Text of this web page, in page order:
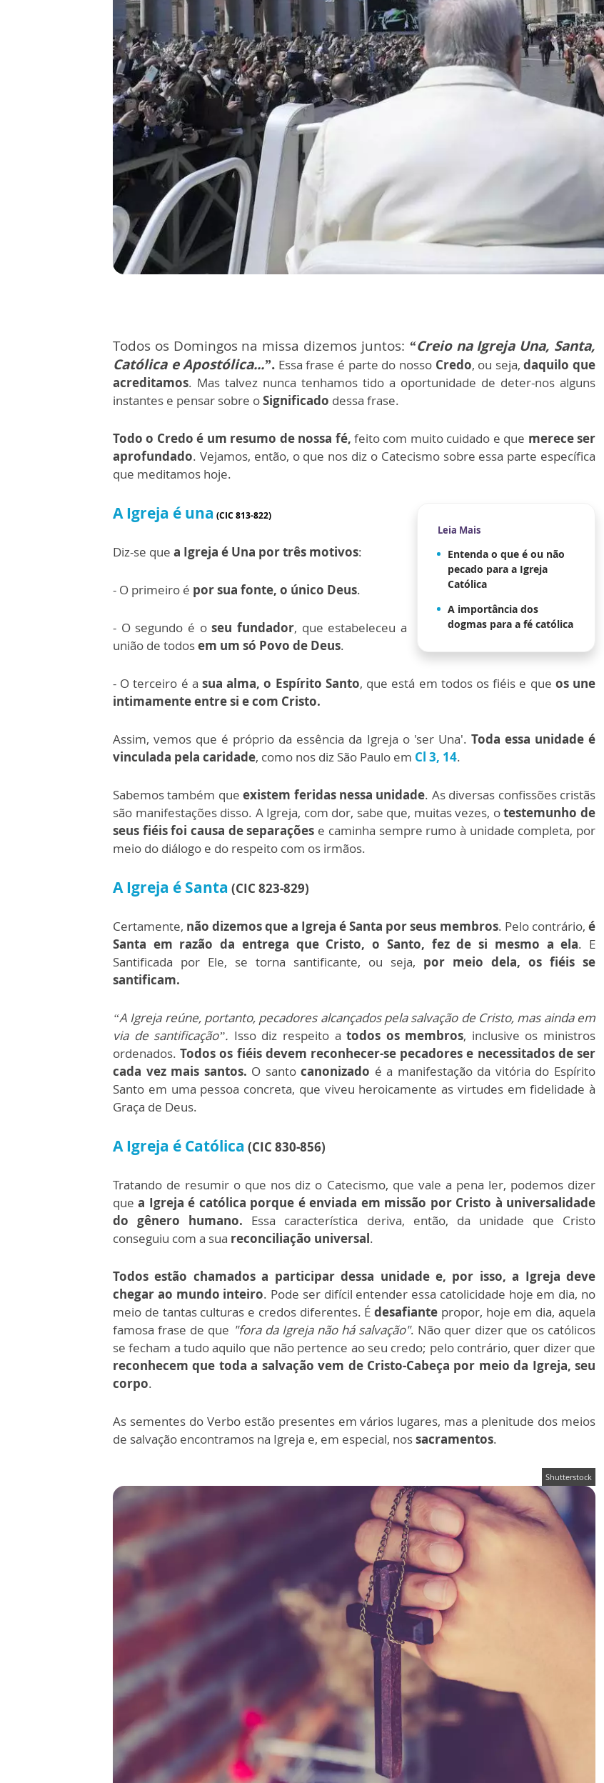
Todos os Domingos na missa dizemos juntos: “Creio na Igreja Una, Santa,
Católica e Apostólica...”. Essa frase é parte do nosso Credo, ou seja,daquilo que
acreditamos. Mas talvez nunca tenhamos tido a oportunidade de deter-nos alguns
instantes e pensar sobre oSignificado dessa frase.
Todo o Credo é um resumo de nossa fé, feito com muito cuidado e que merece ser
aprofundado. Vejamos, então, o que nos diz o Catecismo sobre essa parte específica
que meditamos hoje.
Leia Mais
Entenda o que é ou não
pecado para a Igreja
Católica
A importância dos
dogmas para a fé católica
A Igreja é una (CIC 813-822)
Diz-se que a Igreja é Una por três motivos:
- O primeiro é por sua fonte, o único Deus.
- O segundo é oseu fundador, que estabeleceu a
união de todosem um só Povo de Deus.
- Oterceiro é a sua alma, o Espírito Santo, que está em todos os fiéis e que os une
intimamente entre si e com Cristo.
Assim, vemos que é próprio da essência da Igreja o 'ser Una'. Toda essa unidade é
vinculada pela caridade, como nos diz São Paulo em Cl 3, 14.
Sabemos também queexistem feridas nessa unidade. As diversas confissões cristãs
são manifestações disso. A Igreja, com dor, sabe que, muitas vezes, otestemunho de
seus fiéis foi causa de separações e caminha sempre rumo à unidade completa, por
meio do diálogo e do respeito com os irmãos.
A Igreja é Santa (CIC 823-829)
Certamente, não dizemos que a Igreja é Santa por seus membros. Pelo contrário,é
Santa em razão da entrega que Cristo, o Santo, fez de si mesmo a ela. E
Santificada por Ele, se torna santificante, ou seja, por meio dela, os fiéis se
santificam.
“A Igreja reúne, portanto, pecadores alcançados pela salvação de Cristo, mas ainda em
via de santificação”. Isso diz respeito a todos os membros, inclusive os ministros
ordenados.Todos os fiéis devem reconhecer-se pecadores e necessitados de ser
cada vez mais santos. O santocanonizado é a manifestação da vitória do Espírito
Santo em uma pessoa concreta, que viveu heroicamente as virtudes em fidelidade à
Graça de Deus.
A Igreja é Católica (CIC 830-856)
Tratando de resumir o que nos diz o Catecismo, que vale a pena ler, podemos dizer
que a Igreja é católica porque é enviada em missão por Cristo à universalidade
do gênero humano. Essa característica deriva, então, da unidade que Cristo
conseguiu com a sua reconciliação universal.
Todos estão chamados a participar dessa unidade e, por isso, a Igreja deve
chegar ao mundo inteiro. Pode ser difícil entender essa catolicidade hoje em dia, no
meio de tantas culturas e credos diferentes. Édesafiante propor, hoje em dia, aquela
famosa frase de que "fora da Igreja não há salvação". Não quer dizer que os católicos
se fecham a tudo aquilo que não pertence ao seu credo; pelo contrário, quer dizer que
reconhecem que toda a salvação vem de Cristo-Cabeça por meio da Igreja, seu
corpo.
As sementes do Verbo estão presentes em vários lugares, mas a plenitude dos meios
de salvação encontramos na Igreja e, em especial, nossacramentos.
Shutterstock